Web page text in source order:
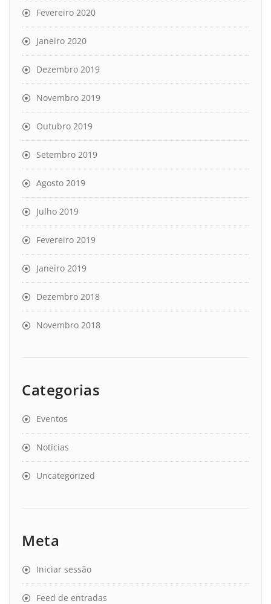
Fevereiro 2020
Janeiro 2020
Dezembro 2019
Novembro 2019
Outubro 2019
Setembro 2019
Agosto 2019
Julho 2019
Fevereiro 2019
Janeiro 2019
Dezembro 2018
Novembro 2018
Categorias
Eventos
Notícias
Uncategorized
Meta
Iniciar sessão
Feed de entradas